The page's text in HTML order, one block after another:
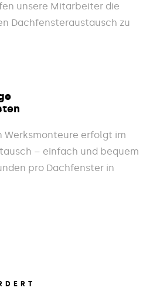
unsere Mitarbeiter die
Dachfensteraustausch zu
Werksmonteure erfolgt im
– einfach und bequem
pro Dachfenster in